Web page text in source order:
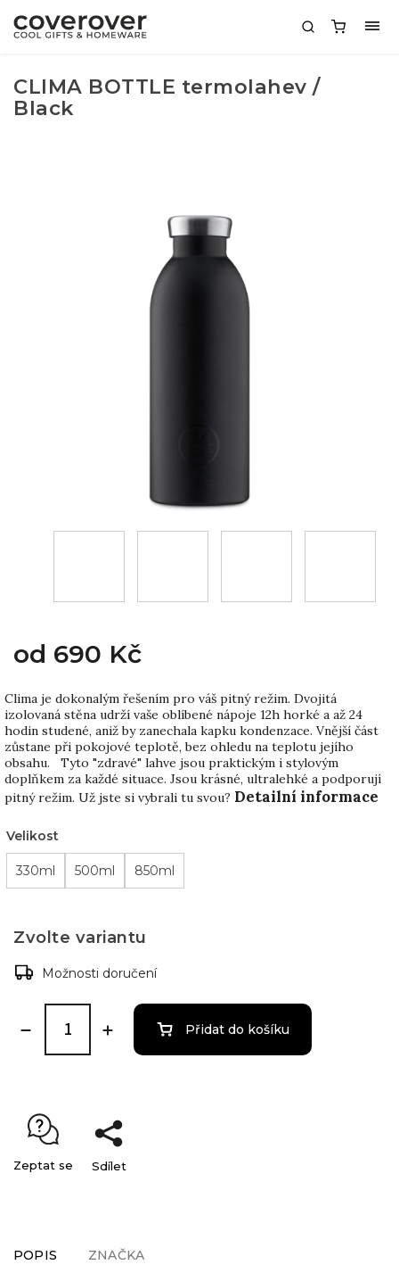
CLIMA BOTTLE termolahev /
Black
od 690 Kč
Clima je dokonalým řešením pro váš pitný režim. Dvojitá
izolovaná stěna udrží vaše oblíbené nápoje 12h horké a až 24
hodin studené, aniž by zanechala kapku kondenzace. Vnější část
zůstane při pokojové teplotě, bez ohledu na teplotu jejího
obsahu. Tyto "zdravé" lahve jsou praktickým i stylovým
doplňkem za každé situace. Jsou krásné, ultralehké a podporují
pitný režim. Už jste si vybrali tu svou? Detailní informace
Velikost
330ml 500ml 850ml
Zvolte variantu
Možnosti doručení
Přidat do košíku
Zeptat se Sdílet
POPIS ZNAČKA